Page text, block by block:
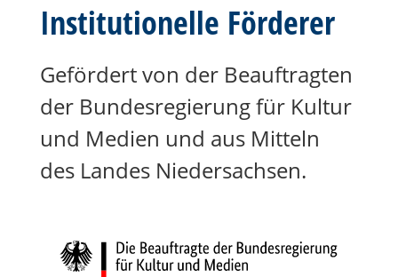
Institutionelle Förderer
Gefördert von der Beauftragten
der Bundesregierung für Kultur
und Medien und aus Mitteln
des Landes Niedersachsen.